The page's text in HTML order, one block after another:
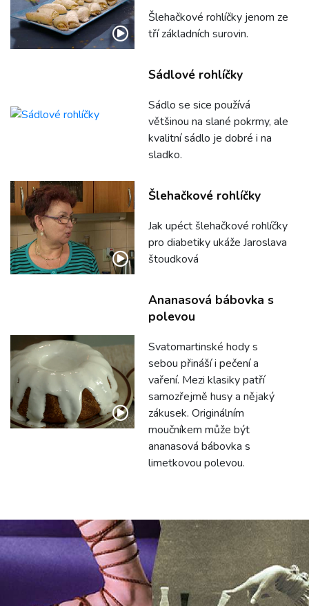
Šlehačkové rohlíčky jenom ze
tří základních surovin.
Sádlové rohlíčky
Sádlo se sice používá
většinou na slané pokrmy, ale
kvalitní sádlo je dobré i na
sladko.
Šlehačkové rohlíčky
Jak upéct šlehačkové rohlíčky
pro diabetiky ukáže Jaroslava
štoudková
Ananasová bábovka s
polevou
Svatomartinské hody s
sebou přináší i pečení a
vaření. Mezi klasiky patří
samozřejmě husy a nějaký
zákusek. Originálním
moučníkem může být
ananasová bábovka s
limetkovou polevou.